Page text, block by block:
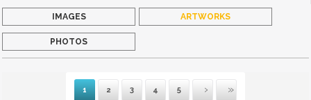
IMAGES ARTWORKS
PHOTOS
1 2 3 4 5
Suivante
Dernière